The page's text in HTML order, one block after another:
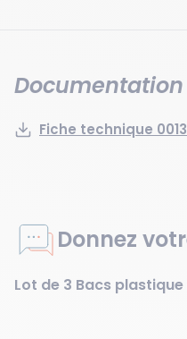
Documentation
Fiche technique
Donnez
Lot de 3 Bacs